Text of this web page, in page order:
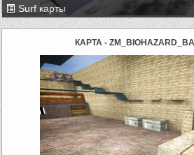
Surf карты
КАРТА -